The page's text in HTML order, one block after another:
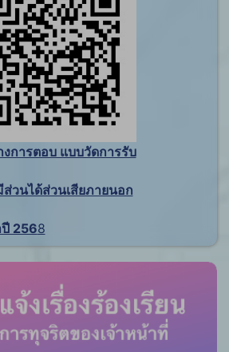
งการตอบ แบบวัดการรับ
วนได้ส่วนเสียภายนอก
2568